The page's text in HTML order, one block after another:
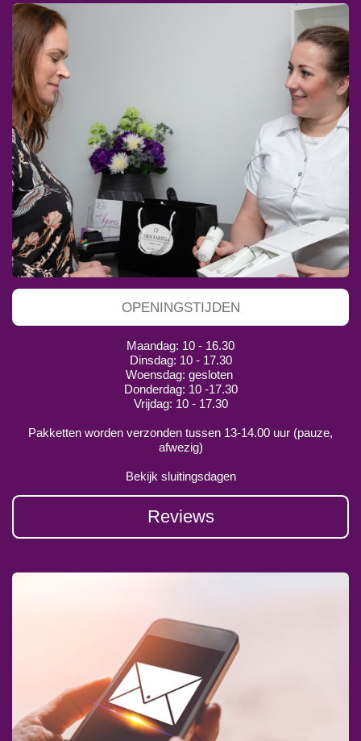
OPENINGSTIJDEN
Maandag: 10 - 16.30
Dinsdag: 10 - 17.30
Woensdag: gesloten
Donderdag: 10 -17.30
Vrijdag: 10 - 17.30
Pakketten worden verzonden tussen 13-14.00 uur (pauze,
afwezig)
Bekijk sluitingsdagen
Reviews